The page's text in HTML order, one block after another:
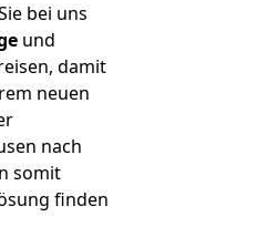
bei uns
und
damit
neuen
nach
somit
finden